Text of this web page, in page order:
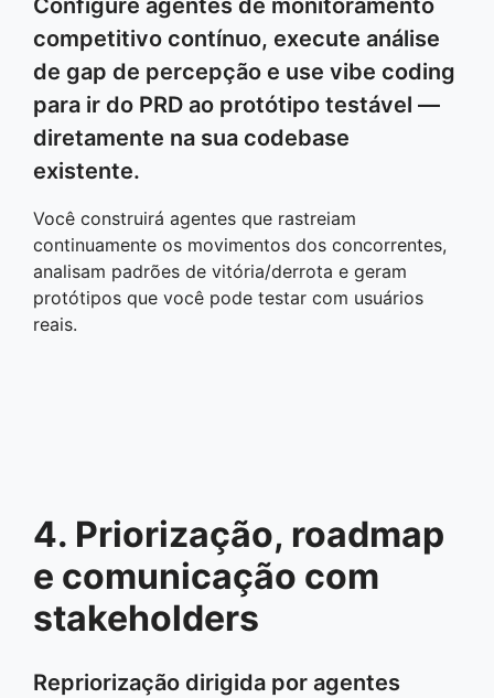
Configure agentes de monitoramento
competitivo contínuo, execute análise
de gap de percepção e use vibe coding
para ir do PRD ao protótipo testável —
diretamente na sua codebase
existente.
Você construirá agentes que rastreiam
continuamente os movimentos dos concorrentes,
analisam padrões de vitória/derrota e geram
protótipos que você pode testar com usuários
reais.
4. Priorização, roadmap
e comunicação com
stakeholders
Repriorização dirigida por agentes